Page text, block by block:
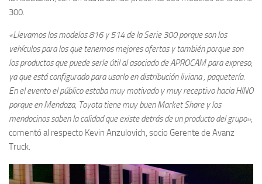
300.
«Llevamos los modelos 816 y 514 de la Serie 300 porque son los
vehículos para los que tenemos mejores ofertas y también porque son
los productos que puede serle útil al asociado de APROCAM para expreso,
ya que está configurado para usarlo en distribución liviana , paquetería.
En el evento el público estaba muy motivado y muy receptivo hacia HINO
porque en Mendoza, Toyota tiene muy buen Market Share y los
mendocinos saben la calidad que existe detrás de un producto del grupo»,
comentó al respecto Kevin Anzulovich, socio Gerente de Avanz
Truck.